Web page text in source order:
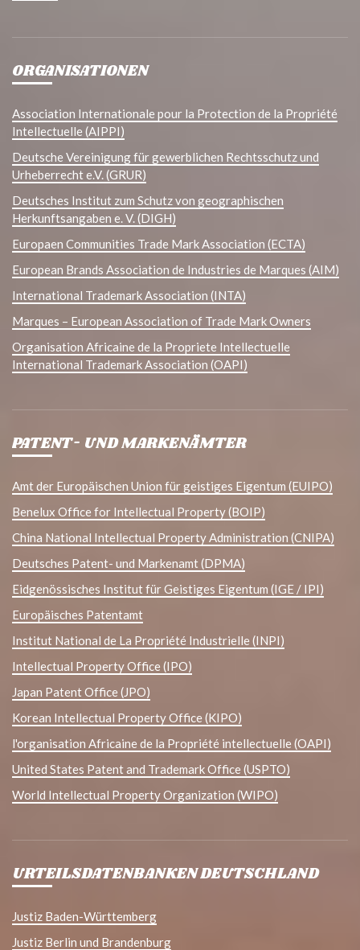
ORGANISATIONEN
Association Internationale pour la Protection de la Propriété
Intellectuelle (AIPPI)
Deutsche Vereinigung für gewerblichen Rechtsschutz und
Urheberrecht e.V. (GRUR)
Deutsches Institut zum Schutz von geographischen
Herkunftsangaben e. V. (DIGH)
Europaen Communities Trade Mark Association (ECTA)
European Brands Association de Industries de Marques (AIM)
International Trademark Association (INTA)
Marques – European Association of Trade Mark Owners
Organisation Africaine de la Propriete Intellectuelle
International Trademark Association (OAPI)
PATENT- UND MARKENÄMTER
Amt der Europäischen Union für geistiges Eigentum (EUIPO)
Benelux Office for Intellectual Property (BOIP)
China National Intellectual Property Administration (CNIPA)
Deutsches Patent- und Markenamt (DPMA)
Eidgenössisches Institut für Geistiges Eigentum (IGE / IPI)
Europäisches Patentamt
Institut National de La Propriété Industrielle (INPI)
Intellectual Property Office (IPO)
Japan Patent Office (JPO)
Korean Intellectual Property Office (KIPO)
l'organisation Africaine de la Propriété intellectuelle (OAPI)
United States Patent and Trademark Office (USPTO)
World Intellectual Property Organization (WIPO)
URTEILSDATENBANKEN DEUTSCHLAND
Justiz Baden-Württemberg
Justiz Berlin und Brandenburg